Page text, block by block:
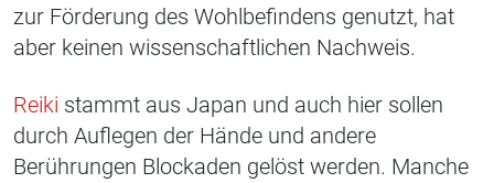
zur Förderung des Wohlbefindens genutzt, hat
aber keinen wissenschaftlichen Nachweis.
Reiki stammt aus Japan und auch hier sollen
durch Auflegen der Hände und andere
Berührungen Blockaden gelöst werden. Manche